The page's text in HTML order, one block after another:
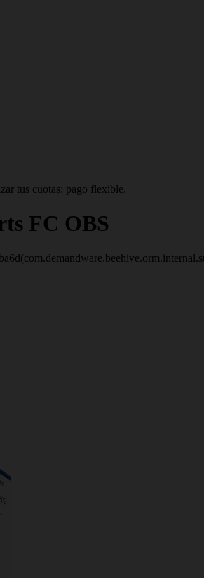
tus cuotas: pago flexible.
FC OBS